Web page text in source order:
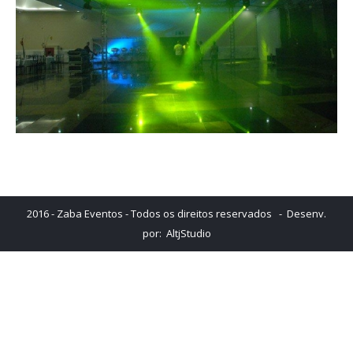
2016 - Zaba Eventos - Todos os direitos reservados - Desenv.
por: AltjStudio